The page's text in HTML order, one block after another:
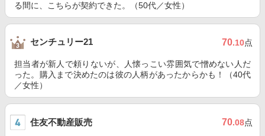
る間に、こちらが契約できた。（50代／女性）
センチュリー21 70.10点
担当者が新人で頼りないが、人懐っこい雰囲気で憎めない人だ
った。購入まで決めたのは彼の人柄があったからかも！（40代
／女性）
住友不動産販売 70.08点